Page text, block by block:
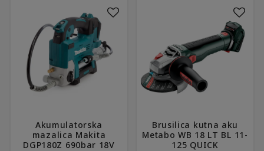
Akumulatorska
mazalica Makita
DGP180Z 690bar 18V
Brusilica kutna aku
Metabo WB 18 LT BL 11-
125 QUICK